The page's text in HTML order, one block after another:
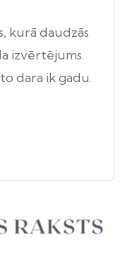
kurā daudzās
izvērtējums.
dara ik gadu.